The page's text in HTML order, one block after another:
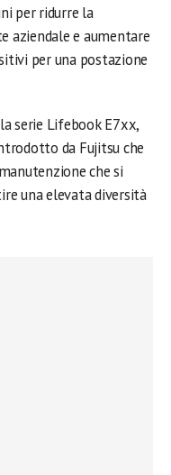
per ridurre la
aziendale e aumentare
per una postazione
serie Lifebook E7xx,
da Fujitsu che
che si
una elevata diversità